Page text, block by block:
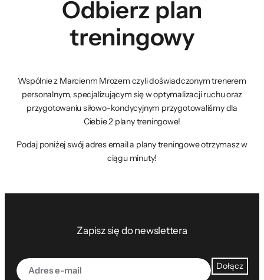
Odbierz plan
treningowy
Wspólnie z Marcienm Mrozem czyli doświadczonym trenerem
personalnym, specjalizującym się w optymalizacji ruchu oraz
przygotowaniu siłowo-kondycyjnym przygotowaliśmy dla
Ciebie 2 plany treningowe!
Podaj poniżej swój adres email a plany treningowe otrzymasz w
ciągu minuty!
Zapisz się do newslettera
Dołącz